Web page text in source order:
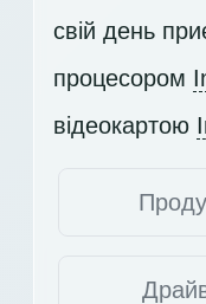
свій день
процесором
відеокартою